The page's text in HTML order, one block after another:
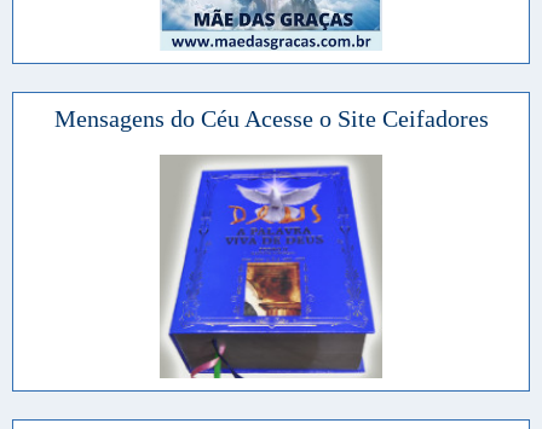
Mensagens do Céu Acesse o Site Ceifadores